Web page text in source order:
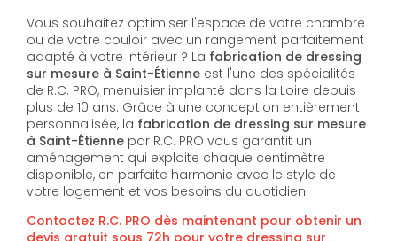
Vous souhaitez optimiser l'espace de votre chambre
ou de votre couloir avec un rangement parfaitement
adapté à votre intérieur ? La fabrication de dressing
sur mesure à Saint-Étienne est l'une des spécialités
de R.C. PRO, menuisier implanté dans la Loire depuis
plus de 10 ans. Grâce à une conception entièrement
personnalisée, la fabrication de dressing sur mesure
à Saint-Étienne par R.C. PRO vous garantit un
aménagement qui exploite chaque centimètre
disponible, en parfaite harmonie avec le style de
votre logement et vos besoins du quotidien.
Contactez R.C. PRO dès maintenant pour obtenir un